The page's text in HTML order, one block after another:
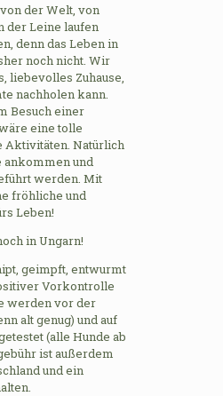
der Welt, von
der Leine laufen
denn das Leben in
noch nicht. Wir
liebevolles Zuhause,
nachholen kann.
Besuch einer
eine tolle
Natürlich
ankommen und
werden. Mit
fröhliche und
Leben!
in Ungarn!
geimpft, entwurmt
Vorkontrolle
werden vor der
alt genug) und auf
(alle Hunde ab
ist außerdem
und ein